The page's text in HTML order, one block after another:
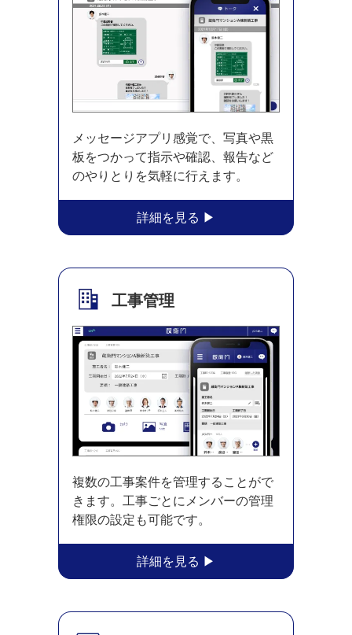
メッセージアプリ感覚で、写真や黒
板をつかって指示や確認、報告など
のやりとりを気軽に行えます。
工事管理
複数の工事案件を管理することがで
きます。工事ごとにメンバーの管理
権限の設定も可能です。